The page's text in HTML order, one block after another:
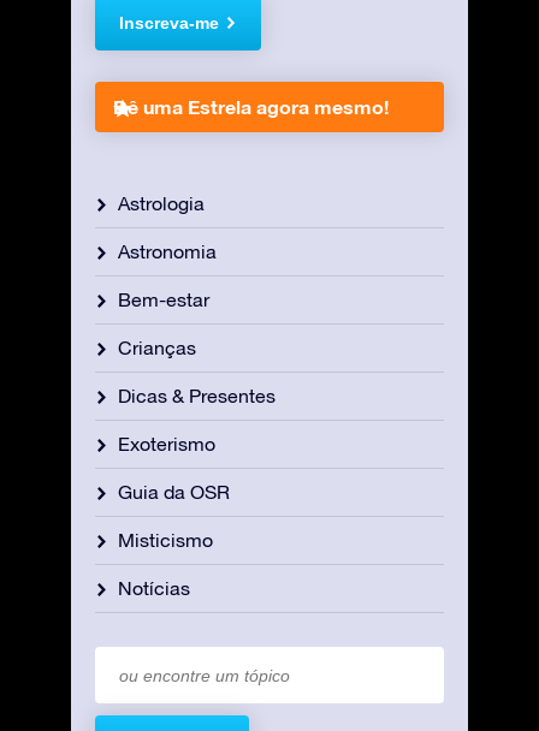
Inscreva-me
Dê uma Estrela agora mesmo!
Astrologia
Astronomia
Bem-estar
Crianças
Dicas & Presentes
Exoterismo
Guia da OSR
Misticismo
Notícias